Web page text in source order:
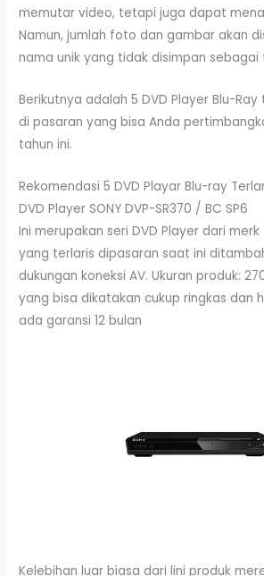
memutar video, tetapi juga dapat
Namun, jumlah foto dan gambar akan
nama unik yang tidak disimpan sebagai
Berikutnya adalah 5 DVD Player Blu-
di pasaran yang bisa Anda
tahun ini.
Rekomendasi 5 DVD Playar Blu-ray
DVD Player SONY DVP-SR370 / BC SP6
Ini merupakan seri DVD Player dari
yang terlaris dipasaran saat ini
dukungan koneksi AV. Ukuran produk:
yang bisa dikatakan cukup ringkas dan
ada garansi 12 bulan
Kelebihan luar biasa dari lini produk